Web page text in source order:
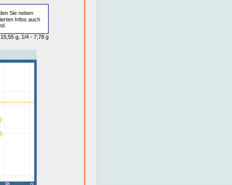
Sie neben
Infos auch
g, 1/4 - 7,78 g